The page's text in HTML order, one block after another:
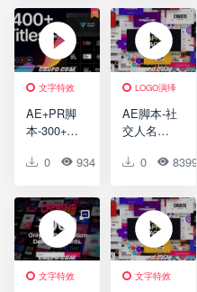
调色分屏
背景文字
标题字幕
条预设
Gal Toolkit
V3.3
频包装转
场字幕条
文字标题
指示线动
画元素
文字特效
AE+PR脚
本-300+文
名字幕条
画预设破
解版
0 934 1 0
LOGO演绎
AE脚本-社
交人名字
标题排版
转场Logo
动画包
0 8399
文字特效 文字特效